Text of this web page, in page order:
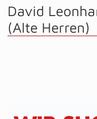
David
(Alte Herren)